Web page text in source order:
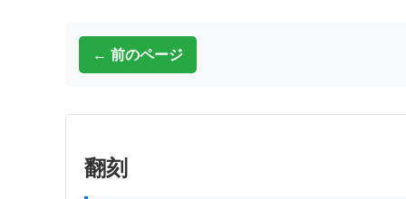
← 前のページ
翻刻